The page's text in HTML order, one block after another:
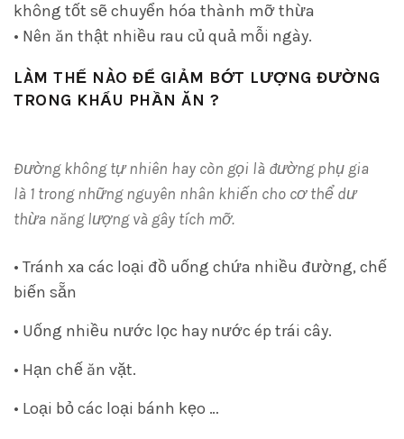
không tốt sẽ chuyển hóa thành mỡ thừa
• Nên ăn thật nhiều rau củ quả mỗi ngày.
LÀM THẾ NÀO ĐỂ GIẢM BỚT LƯỢNG ĐƯỜNG
TRONG KHẨU PHẦN ĂN ?
Đường không tự nhiên hay còn gọi là đường phụ gia
là 1 trong những nguyên nhân khiến cho cơ thể dư
thừa năng lượng và gây tích mỡ.
• Tránh xa các loại đồ uống chứa nhiều đường, chế
biến sẵn
• Uống nhiều nước lọc hay nước ép trái cây.
• Hạn chế ăn vặt.
• Loại bỏ các loại bánh kẹo …